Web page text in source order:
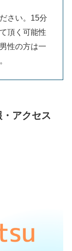
さい。15分
頂く可能性
性の方は一
アクセス